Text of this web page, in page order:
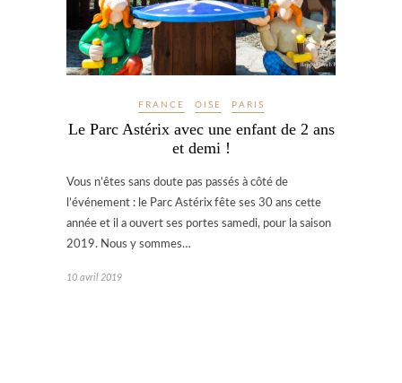
FRANCE OISE PARIS
Le Parc Astérix avec une enfant de 2 ans
et demi !
Vous n’êtes sans doute pas passés à côté de
l’événement : le Parc Astérix fête ses 30 ans cette
année et il a ouvert ses portes samedi, pour la saison
2019. Nous y sommes…
10 avril 2019